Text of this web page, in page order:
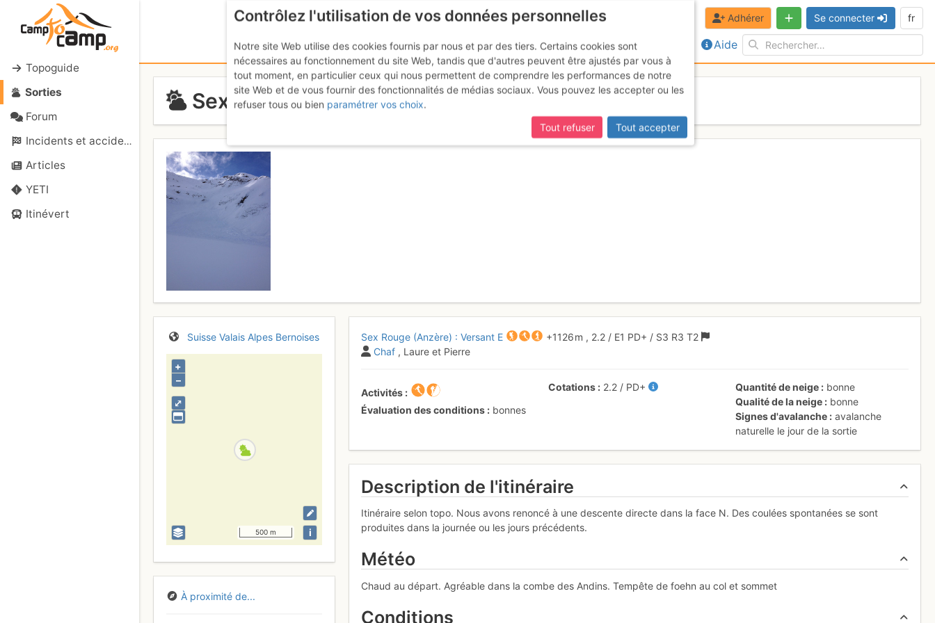
Topoguide
Sorties
Forum
Incidents et accidents
Articles
YETI
Itinévert
Aide
Adhérer Se connecter fr
Sex Rouge (Anzère) : Versant E
Suisse Valais Alpes Bernoises
⤢
+
–
500 m i
À proximité de...
Sex Rouge (Anzère) : Versant E +1126 m , 2.2 / E1 PD+ / S3 R3T2
Chaf , Laure et Pierre
Activités
Évaluation des conditions
bonnes
Cotations 2.2 / PD+ Quantité de neige
bonne
Qualité de la neige
bonne
Signes d'avalanche
avalanche
naturelle le jour de la sortie
Description de l'itinéraire
Itinéraire selon topo. Nous avons renoncé à une descente directe dans la face N. Des coulées spontanées se sont
produites dans la journée ou les jours précédents.
Météo
Chaud au départ. Agréable dans la combe des Andins. Tempête de foehn au col et sommet
Conditions
Contrôlez l'utilisation de vos données personnelles
Notre site Web utilise des cookies fournis par nous et par des tiers. Certains cookies sont
nécessaires au fonctionnement du site Web, tandis que d'autres peuvent être ajustés par vous à
tout moment, en particulier ceux qui nous permettent de comprendre les performances de notre
site Web et de vous fournir des fonctionnalités de médias sociaux. Vous pouvez les accepter ou les
refuser tous ou bien paramétrer vos choix.
Tout refuser
Tout accepter